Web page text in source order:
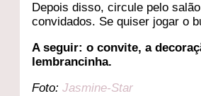
Depois disso, circule pelo
convidados. Se quiser jogar o
A seguir: o convite, a
lembrancinha.
Foto:Jasmine-Star